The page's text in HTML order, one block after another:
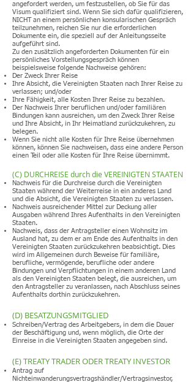
angefordert werden, um festzustellen, ob Sie für das
Visum qualifiziert sind. Wenn Sie sich dafür qualifizieren,
NICHT an einem persönlichen konsularischen Gespräch
teilzunehmen, reichen Sie nur die erforderlichen
Dokumente ein, die speziell auf der Anleitungsseite
aufgeführt sind.
Zu den zusätzlich angeforderten Dokumenten für ein
persönliches Vorstellungsgespräch können
beispielsweise folgende Nachweise gehören:
Der Zweck Ihrer Reise
Ihre Absicht, die Vereinigten Staaten nach Ihrer Reise zu
verlassen; und/oder
Ihre Fähigkeit, alle Kosten Ihrer Reise zu bezahlen.
Der Nachweis Ihrer beruflichen und/oder familiären
Bindungen kann ausreichen, um den Zweck Ihrer Reise
und Ihre Absicht, in Ihr Heimatland zurückzukehren, zu
belegen.
Wenn Sie nicht alle Kosten für Ihre Reise übernehmen
können, können Sie nachweisen, dass eine andere Person
einen Teil oder alle Kosten für Ihre Reise übernimmt.
(C) DURCHREISE durch die VEREINIGTEN STAATEN
Nachweis für die Durchreise durch die Vereinigten
Staaten während der Weiterreise in ein anderes Land
und die Absicht, die Vereinigten Staaten zu verlassen.
Nachweis ausreichender Mittel zur Deckung aller
Ausgaben während Ihres Aufenthalts in den Vereinigten
Staaten.
Nachweis, dass der Antragsteller einen Wohnsitz im
Ausland hat, zu dem er am Ende des Aufenthalts in den
Vereinigten Staaten zurückzukehren beabsichtigt. Dies
wird im Allgemeinen durch Beweise für familiäre,
berufliche, vermögende, berufliche oder andere
Bindungen und Verpflichtungen in einem anderen Land
als den Vereinigten Staaten belegt, die ausreichen, um
den Antragsteller zu veranlassen, nach Abschluss seines
Aufenthalts dorthin zurückzukehren.
(D) BESATZUNGSMITGLIED
Schreiben/Vertrag des Arbeitgebers, in dem die Dauer
der Beschäftigung und, wenn möglich, die Orte der
Einreise in die Vereinigten Staaten angegeben sind.
(E) TREATY TRADER ODER TREATY INVESTOR
Antrag auf
Nichteinwanderungsvertragshändler/Vertragsinvestor,